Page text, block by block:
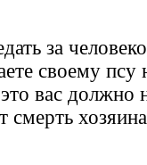
за
своему псу
вас должно
смерть